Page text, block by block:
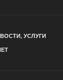
, УСЛУГИ